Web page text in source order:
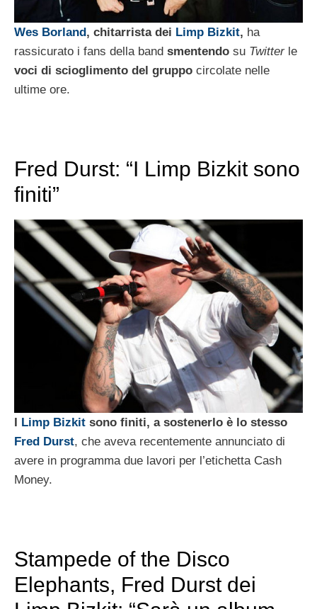
Wes Borland , chitarrista dei Limp Bizkit, ha
rassicurato i fans della band smentendo su Twitterle
voci di scioglimento del gruppo circolate nelle
ultime ore.
Fred Durst: “I Limp Bizkit sono
finiti”
I Limp Bizkit sono finiti, a sostenerlo è lo stesso
Fred Durst, che aveva recentemente annunciato di
avere in programma due lavori per l’etichetta Cash
Money.
Stampede of the Disco
Elephants, Fred Durst dei